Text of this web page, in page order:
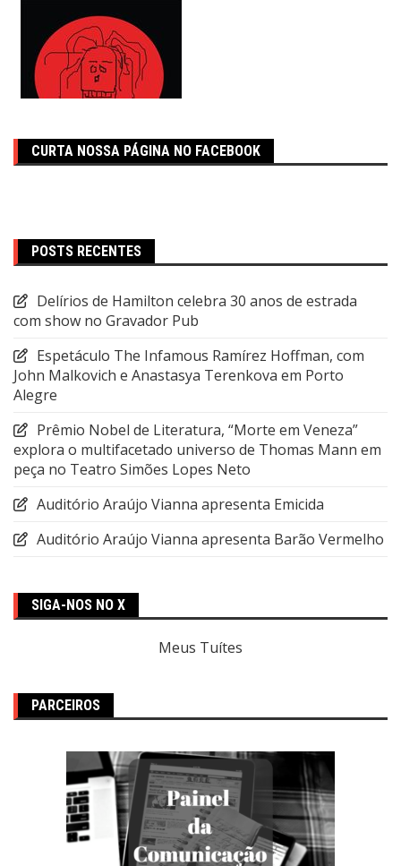
CURTA NOSSA PÁGINA NO FACEBOOK
POSTS RECENTES
Delírios de Hamilton celebra 30 anos de estrada
com show no Gravador Pub
Espetáculo The Infamous Ramírez Hoffman, com
John Malkovich e Anastasya Terenkova em Porto
Alegre
Prêmio Nobel de Literatura, “Morte em Veneza”
explora o multifacetado universo de Thomas Mann em
peça no Teatro Simões Lopes Neto
Auditório Araújo Vianna apresenta Emicida
Auditório Araújo Vianna apresenta Barão Vermelho
SIGA-NOS NO X
Meus Tuítes
PARCEIROS